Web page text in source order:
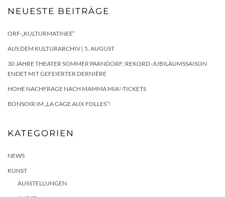
NEUESTE BEITRÄGE
ORF-„KULTURMATINEE“
AUS DEM KULTURARCHIV | 5. AUGUST
30 JAHRE THEATER SOMMER PARNDORF: REKORD-JUBILÄUMSSAISON
ENDET MIT GEFEIERTER DERNIÈRE
HOHE NACHFRAGE NACH MAMMA MIA!-TICKETS
BONSOIR IM „LA CAGE AUX FOLLES“!
KATEGORIEN
NEWS
KUNST
AUSSTELLUNGEN